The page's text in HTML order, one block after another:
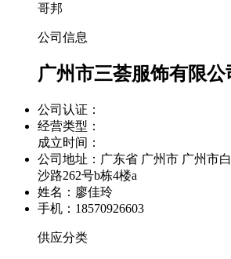
哥邦
公司信息
广州市三荟服饰有限公
公司认证：
经营类型：
成立时间：
公司地址： 广东省 广州市 广州市
沙路262号b栋4楼a
姓名：廖佳玲
手机：18570926603
供应分类